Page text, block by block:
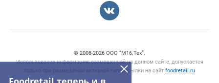
© 2008‑2026 ООО “М16.Тех”.
Использование информации, размещенной на данном сайте, допускается
только при размещении активной гиперссылки на сайт foodretail.ru